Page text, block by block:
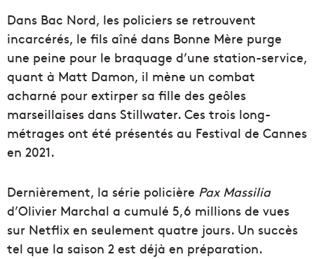
Dans Bac Nord, les policiers se retrouvent
incarcérés, le fils aîné dans Bonne Mère purge
une peine pour le braquage d’une station-service,
quant à Matt Damon, il mène un combat
acharné pour extirper sa fille des geôles
marseillaises dans Stillwater. Ces trois long-
métrages ont été présentés au Festival de Cannes
en 2021.
Dernièrement, la série policière Pax Massilia
d’Olivier Marchal a cumulé 5,6 millions de vues
sur Netflix en seulement quatre jours. Un succès
tel que la saison 2 est déjà en préparation.